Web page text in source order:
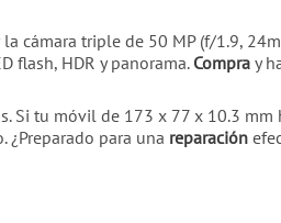
la cámara triple de 50 MP (f/1.9,
flash, HDR y panorama. Compra y
Si tu móvil de 173 x 77 x 10.3 mm
¿Preparado para una reparación